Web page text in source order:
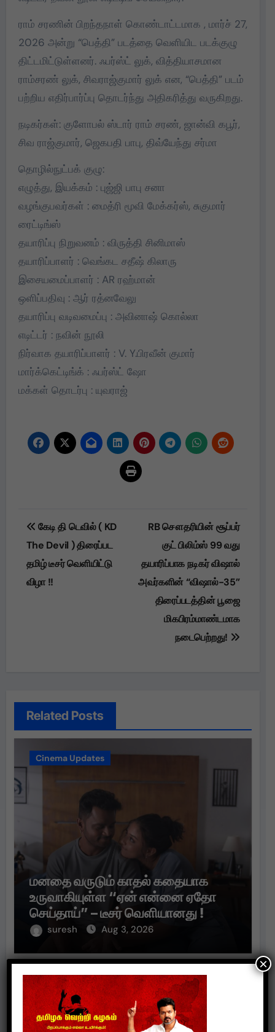
ராம் சரணின் பிறந்தநாள் கொண்டாட்டமாக , மார்ச் 27,
2026 அன்று “பெத்தி” படத்தை வெளியிட படக்குழு
திட்டமிட்டுள்ளனர். ஃபர்ஸ்ட் லுக், வித்தியாசமான
ராம்சரண் லுக், சிவராஜ்குமார் லுக் என, “பெத்தி” படம்
பற்றிய எதிர்பார்ப்பு தொடர்ந்து அதிகரித்து வருகிறது.
நடிகர்கள்: குளோபல் ஸ்டார் ராம் சரண், ஜான்வி கபூர்,
சிவ ராஜ்குமார், ஜெகபதி பாபு, திவ்யேந்து சர்மா
தொழில்நுட்பக் குழு:
எழுத்து, இயக்கம் : புஜ்ஜி பாபு சனா
வழங்குபவர்கள் : மைத்ரி மூவி மேக்கர்ஸ், சுகுமார்
ரைட்டிங்ஸ்
தயாரிப்பு நிறுவனம் : விருத்தி சினிமாஸ்
தயாரிப்பாளர் : வெங்கட சதீஷ் கிலாரு
இசையமைப்பாளர் : AR ரஹ்மான்
ஒளிப்பதிவு : ஆர் ரத்னவேலு
தயாரிப்பு வடிவமைப்பு : அவினாஷ் கொல்லா
எடிட்டர் : நவின் நூலி
நிர்வாக தயாரிப்பாளர் : V. Y.பிரவீன் குமார்
மார்க்கெட்டிங்க் : ஃபர்ஸ்ட் ஷோ
மக்கள் தொடர்பு : யுவராஜ்
Post
navigation
கேடி தி டெவில் ( KD
The Devil ) திரைப்பட
தமிழ் டீசர் வெளியிட்டு
விழா !!
RB சௌதரியின் சூப்பர்
குட் பிலிம்ஸ் 99 வது
தயாரிப்பாக நடிகர் விஷால்
அவர்களின் “விஷால்-35”
திரைப்படத்தின் பூஜை
மிகபிரம்மாண்டமாக
நடைபெற்றது!
Related Posts
Cinema Updates
மனதை வருடும் காதல் கதையாக
உருவாகியுள்ள “ஏன் என்னை ஏதோ
செய்தாய்” – டீசர் வெளியானது !
suresh Aug 3, 2026
Cinema Updates
×